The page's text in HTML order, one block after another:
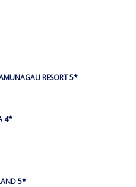
RESORT 5*
4*
5*